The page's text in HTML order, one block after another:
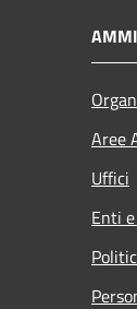
Aree
Uffici
Enti